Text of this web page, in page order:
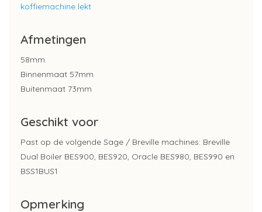
koffiemachine lekt
Afmetingen
58mm.
Binnenmaat 57mm
Buitenmaat 73mm
Geschikt voor
Past op de volgende Sage / Breville machines: Breville
Dual Boiler BES900, BES920, Oracle BES980, BES990 en
BSS1BUS1
Opmerking